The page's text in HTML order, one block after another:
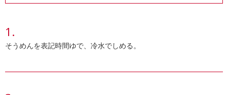
そうめんを表記時間ゆで、冷水でしめる。